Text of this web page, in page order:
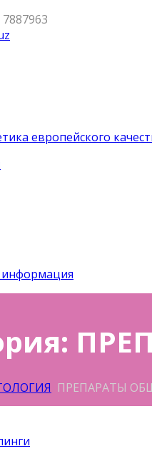
информация
ПРЕПАРАТЫ